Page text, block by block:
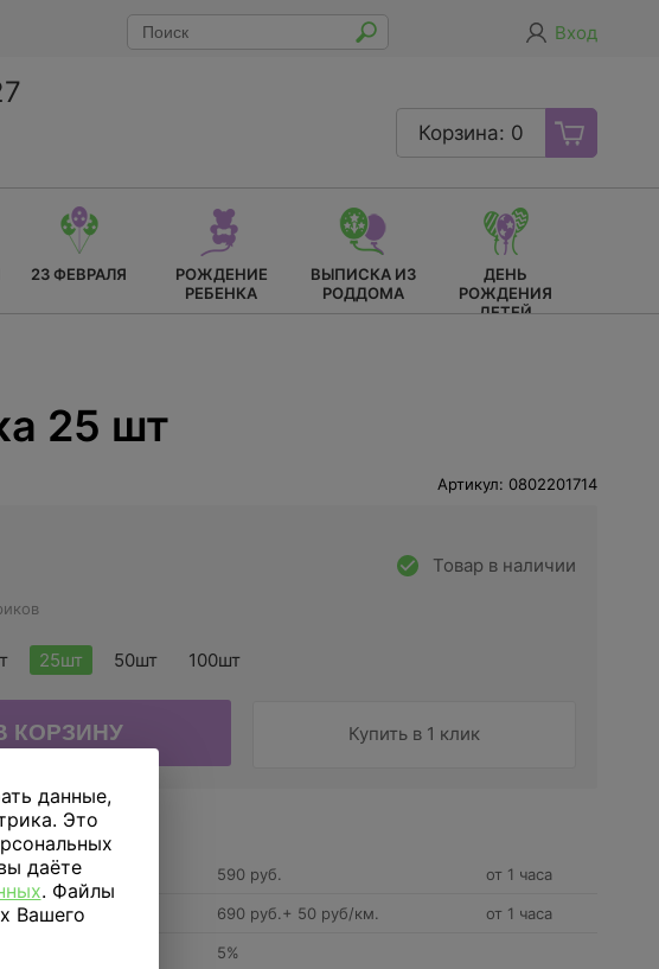
Вход
Корзина: 0
23 ФЕВРАЛЯ
РОЖДЕНИЕ
РЕБЕНКА
ВЫПИСКА ИЗ
РОДДОМА
ДЕНЬ
РОЖДЕНИЯ
ДЕТЕЙ
25 шт
Артикул: 0802201714
Товар в наличии
25шт 50шт 100шт
Купить в 1 клик
МКАД 590 руб. от 1 часа
690 руб.+ 50 руб/км. от 1 часа
5%
данные,
Это
даёте
. Файлы
Вашего